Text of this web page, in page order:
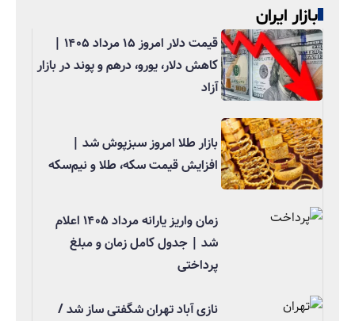
بازار ایران
قیمت دلار امروز ۱۵ مرداد ۱۴۰۵ |
کاهش دلار، یورو، درهم و پوند در بازار
آزاد
بازار طلا امروز سبزپوش شد |
افزایش قیمت سکه، طلا و نیم‌سکه
زمان واریز یارانه مرداد ۱۴۰۵ اعلام
شد | جدول کامل زمان و مبلغ
پرداختی
نازی آباد تهران شگفتی ساز شد /